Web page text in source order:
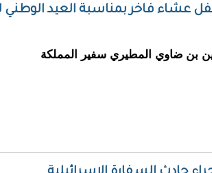
عشاء فاخر بمناسبة العيد
بن ضاوي المطيري سفير المملكة